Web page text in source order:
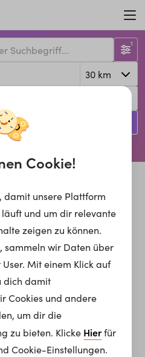
1
suchen!
Cookie!
damit unsere Plattform
und um dir relevante
zeigen zu können.
sammeln wir Daten über
Mit einem Klick auf
dich damit
Cookies und andere
um dir die
zu bieten. Klicke Hierfür
Cookie-Einstellungen.